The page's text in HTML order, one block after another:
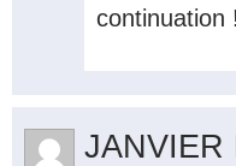
continuation !
JANVIER